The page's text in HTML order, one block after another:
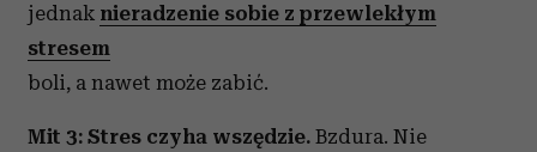
jednak nieradzenie sobie z przewlekłym
stresem
boli, a nawet może zabić.
Mit 3: Stres czyha wszędzie. Bzdura. Nie